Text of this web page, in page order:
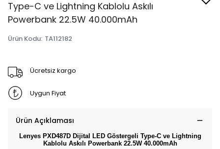
Type-C ve Lightning Kablolu Askılı
Powerbank 22.5W 40.000mAh
Ürün Kodu: TA112182
Ücretsiz kargo
Uygun Fiyat
Ürün Açıklaması
Lenyes PXD487D Dijital LED Göstergeli Type-C ve Lightning
Kablolu Askılı Powerbank 22.5W 40.000mAh